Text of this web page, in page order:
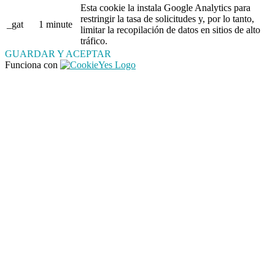
_gat 1 minute
Esta cookie la instala Google Analytics para
restringir la tasa de solicitudes y, por lo tanto,
limitar la recopilación de datos en sitios de alto
tráfico.
GUARDAR Y ACEPTAR
Funciona con